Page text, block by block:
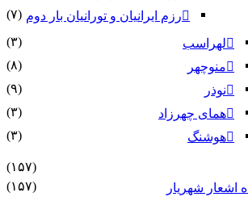
رزم ایرانیان و تورانیان بار دوم (۷)
لهراسب
(۳)
منوچهر
(۸)
نوذر
(۹)
هماى چهرزاد
(۳)
هوشنگ
(۳)
(۱۵۷)
اشعار شهریار
(۱۵۷)